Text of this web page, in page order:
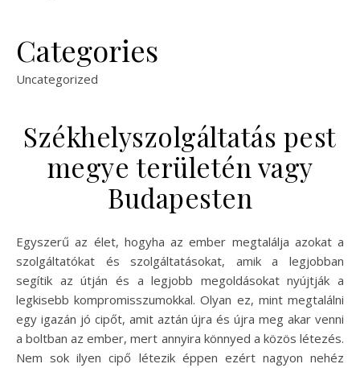
Categories
Uncategorized
Székhelyszolgáltatás pest
megye területén vagy
Budapesten
Egyszerű az élet, hogyha az ember megtalálja azokat a
szolgáltatókat és szolgáltatásokat, amik a legjobban
segítik az útján és a legjobb megoldásokat nyújtják a
legkisebb kompromisszumokkal. Olyan ez, mint megtalálni
egy igazán jó cipőt, amit aztán újra és újra meg akar venni
a boltban az ember, mert annyira könnyed a közös létezés.
Nem sok ilyen cipő létezik éppen ezért nagyon nehéz